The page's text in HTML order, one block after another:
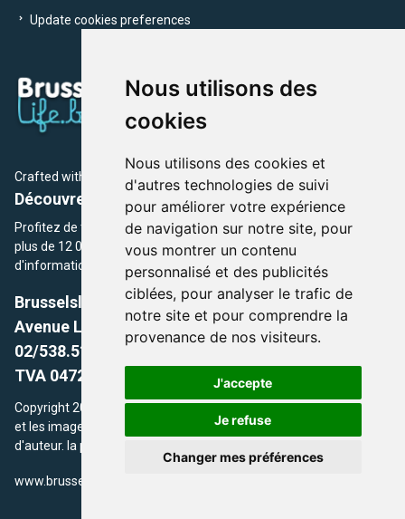
Nous utilisons des
cookies
Nous utilisons des cookies et
d'autres technologies de suivi
pour améliorer votre expérience
de navigation sur notre site, pour
vous montrer un contenu
personnalisé et des publicités
ciblées, pour analyser le trafic de
notre site et pour comprendre la
provenance de nos visiteurs.
J'accepte
Je refuse
Changer mes préférences
Update cookies preferences
Crafted with by Brusselslife Team
Découvrez plus de 12 000 adresses et événements
Profitez de toutes les sections de BrusselsLife.be et découvrez
plus de 12 000 adresses et un grand choix d'événements,
d'informations et de conseils et astuces de notre écriture.
Brusselslife.be
Avenue Louise, 500 -1050 Ixelles, Brussels,
02/538.51.49.
TVA 0472.281.221
Copyright 2026 © Brusselslife.be Tous droits réservés. Le contenu
et les images utilisés sur ce site sont protégés par le droit
d'auteur. la propriétaires respectifs.
www.brusselsLife.be